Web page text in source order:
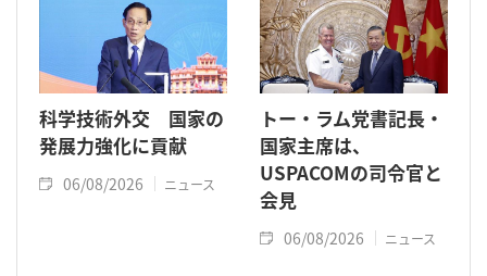
科学技術外交 国家の
発展力強化に貢献
06/08/2026 ニュース
トー・ラム党書記長・
国家主席は、
USPACOMの司令官と
会見
06/08/2026 ニュース